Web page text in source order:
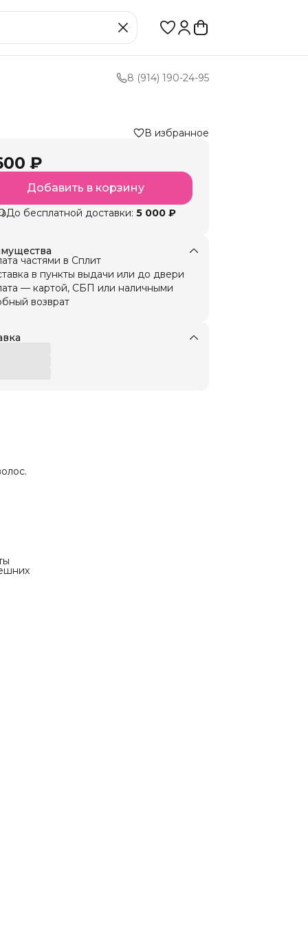
8 (914) 190-24-95
В избранное
₽
Добавить в корзину
До бесплатной доставки: 5 000 ₽
частями в Сплит
в пункты выдачи или до двери
— картой, СБП или наличными
возврат